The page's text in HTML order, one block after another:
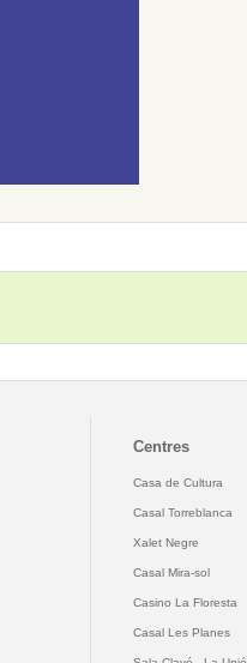
Centres
Casa de Cultura
Casal Torreblanca
Xalet Negre
Casal Mira-sol
Casino La Floresta
Casal Les Planes